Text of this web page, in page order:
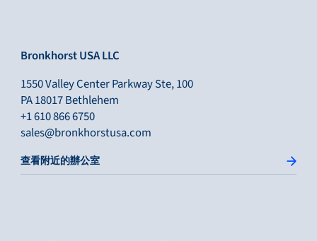
Bronkhorst USA LLC
1550 Valley Center Parkway Ste, 100
PA 18017 Bethlehem
+1 610 866 6750
sales@bronkhorstusa.com
查看附近的辦公室